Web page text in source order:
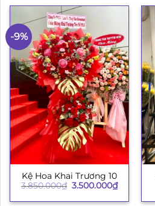
-9%
Kệ Hoa Khai Trương 10
3.850.000₫ Giá
là:
3.500.000₫Giá
hiện
tại